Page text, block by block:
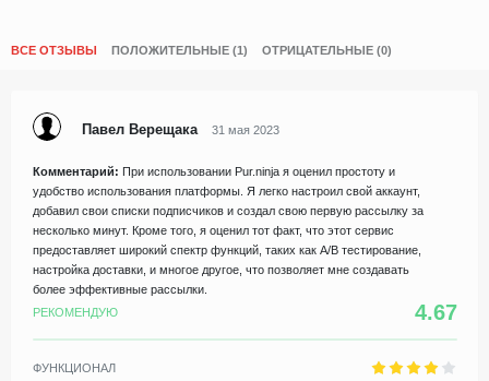
ВСЕ ОТЗЫВЫ ПОЛОЖИТЕЛЬНЫЕ (1) ОТРИЦАТЕЛЬНЫЕ (0)
Павел Верещака 31 мая 2023
Комментарий: При использовании Pur.ninja я оценил простоту и
удобство использования платформы. Я легко настроил свой аккаунт,
добавил свои списки подписчиков и создал свою первую рассылку за
несколько минут. Кроме того, я оценил тот факт, что этот сервис
предоставляет широкий спектр функций, таких как A/B тестирование,
настройка доставки, и многое другое, что позволяет мне создавать
более эффективные рассылки.
РЕКОМЕНДУЮ
4.67
ФУНКЦИОНАЛ